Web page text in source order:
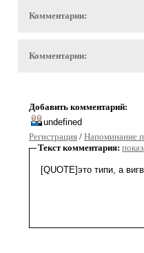
Комментарии:
Комментарии:
Добавить комментарий:
Регистрация / Напоминание
Текст комментария: